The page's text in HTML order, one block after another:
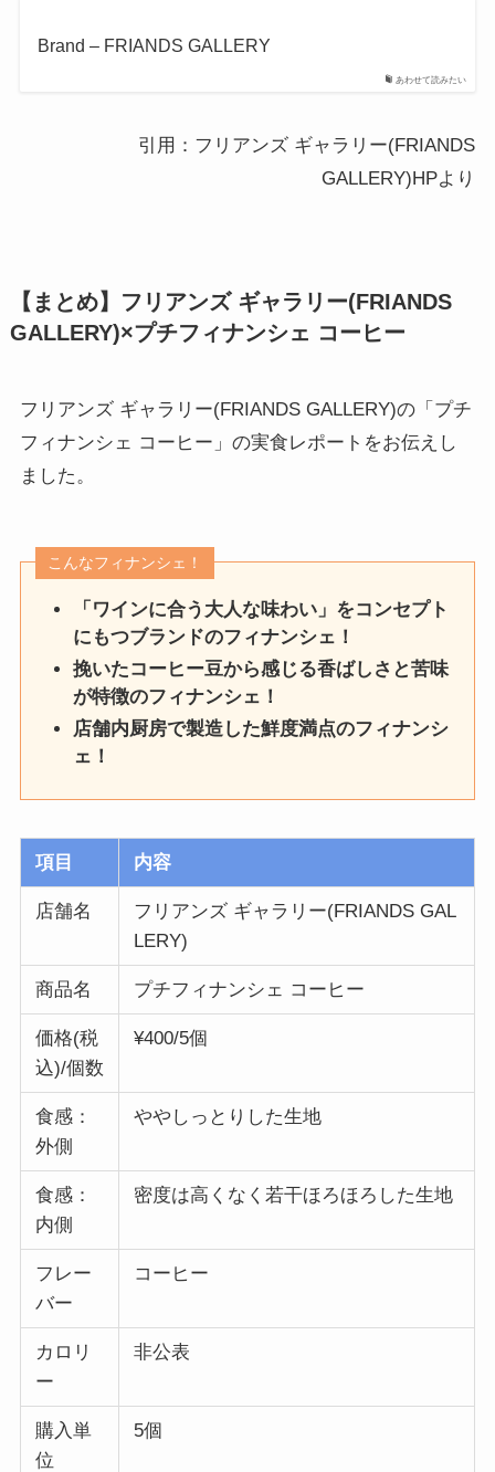
あわせて読みたい
Brand – FRIANDS GALLERY
引用：フリアンズ ギャラリー(FRIANDS
GALLERY)HPより
【まとめ】フリアンズ ギャラリー(FRIANDS
GALLERY)×プチフィナンシェ コーヒー
フリアンズ ギャラリー(FRIANDS GALLERY)の「プチ
フィナンシェ コーヒー」の実食レポートをお伝えし
ました。
こんなフィナンシェ！
「ワインに合う大人な味わい」をコンセプト
にもつブランドのフィナンシェ！
挽いたコーヒー豆から感じる香ばしさと苦味
が特徴のフィナンシェ！
店舗内厨房で製造した鮮度満点のフィナンシ
ェ！
項目 内容
店舗名
フリアンズ ギャラリー(FRIANDS GAL
LERY)
商品名 プチフィナンシェ コーヒー
価格(税
込)/個数
¥400/5個
食感：
外側
ややしっとりした生地
食感：
内側
密度は高くなく若干ほろほろした生地
フレー
バー
コーヒー
カロリ
ー
非公表
購入単
位
5個